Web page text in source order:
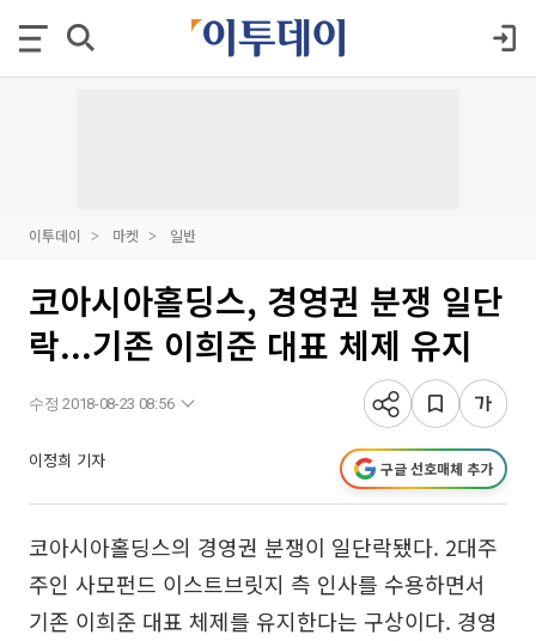
이투데이 마켓 일반
코아시아홀딩스, 경영권 분쟁 일단
락...기존 이희준 대표 체제 유지
수정 2018-08-23 08:56
이정희 기자 구글 선호매체 추가
코아시아홀딩스의 경영권 분쟁이 일단락됐다. 2대주
주인 사모펀드 이스트브릿지 측 인사를 수용하면서
기존 이희준 대표 체제를 유지한다는 구상이다. 경영